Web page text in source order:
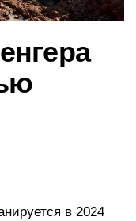
в 2024